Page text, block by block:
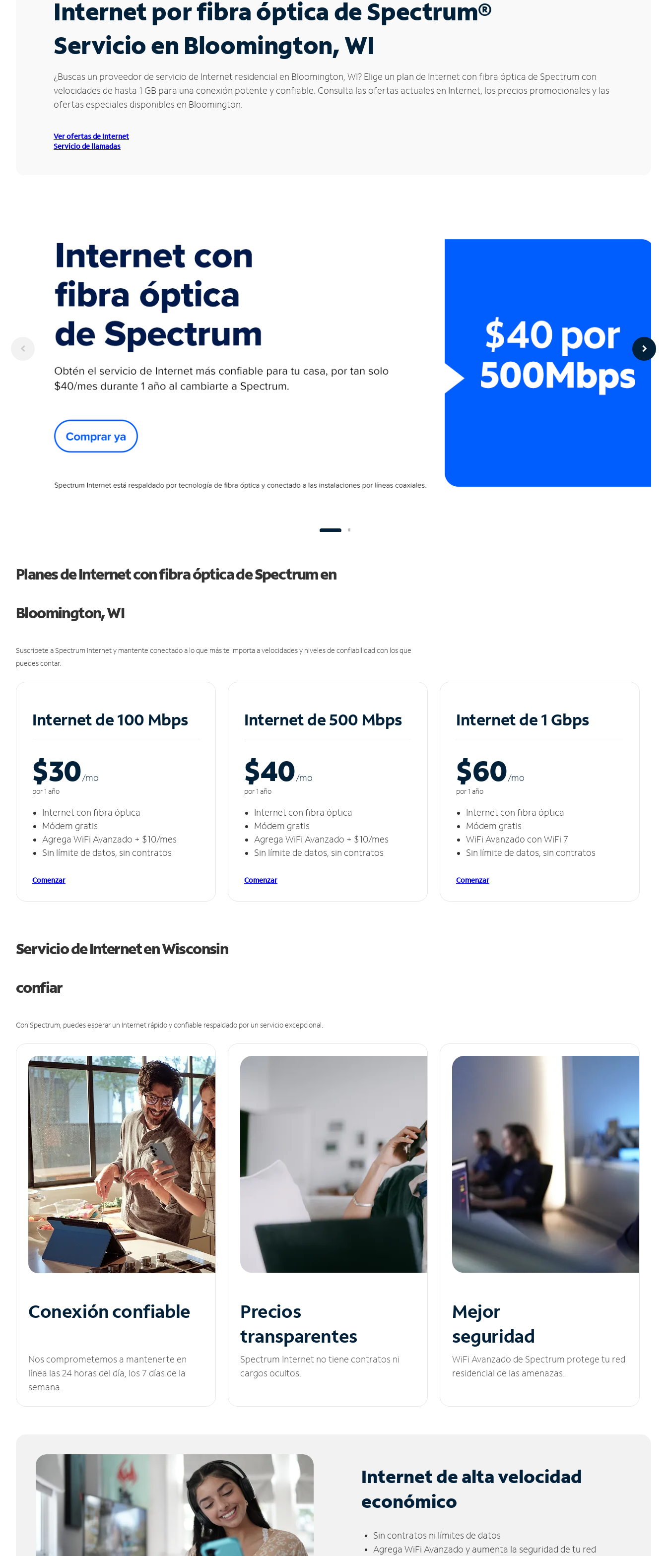
Internet por fibra óptica de Spectrum®
Servicio en Bloomington, WI
¿Buscas un proveedor de servicio de Internet residencial en Bloomington, WI? Elige un plan de Internet con fibra óptica de Spectrum con
velocidades de hasta 1 GB para una conexión potente y confiable. Consulta las ofertas actuales en Internet, los precios promocionales y las
ofertas especiales disponibles en Bloomington.
Ver ofertas de Internet
Servicio de llamadas
Planes de Internet con fibra óptica de Spectrum en
Bloomington, WI
Suscríbete a Spectrum Internet y mantente conectado a lo que más te importa a velocidades y niveles de confiabilidad con los que
puedes contar.
Internet de 100 Mbps
$30/mo
por 1 año
Internet con fibra óptica
Módem gratis
Agrega WiFi Avanzado + $10/mes
Sin límite de datos, sin contratos
Comenzar
Internet de 500 Mbps
$40/mo
por 1 año
Internet con fibra óptica
Módem gratis
Agrega WiFi Avanzado + $10/mes
Sin límite de datos, sin contratos
Comenzar
Internet de 1 Gbps
$60/mo
por 1 año
Internet con fibra óptica
Módem gratis
WiFi Avanzado con WiFi 7
Sin límite de datos, sin contratos
Comenzar
Servicio de Internet en Wisconsin
confiar
Con Spectrum, puedes esperar un Internet rápido y confiable respaldado por un servicio excepcional.
Conexión confiable
Nos comprometemos a mantenerte en
línea las 24 horas del día, los 7 días de la
semana.
Precios
transparentes
Spectrum Internet no tiene contratos ni
cargos ocultos.
Mejor
seguridad
WiFi Avanzado de Spectrum protege tu red
residencial de las amenazas.
Internet de alta velocidad
económico
Sin contratos ni límites de datos
Agrega WiFi Avanzado y aumenta la seguridad de tu red